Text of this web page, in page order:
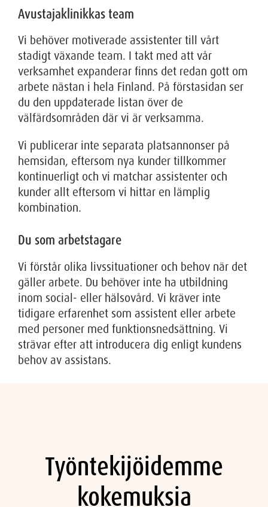
Avustajaklinikkas team
Vi behöver motiverade assistenter till vårt
stadigt växande team. I takt med att vår
verksamhet expanderar finns det redan gott om
arbete nästan i hela Finland. På förstasidan ser
du den uppdaterade listan över de
välfärdsområden där vi är verksamma.
Vi publicerar inte separata platsannonser på
hemsidan, eftersom nya kunder tillkommer
kontinuerligt och vi matchar assistenter och
kunder allt eftersom vi hittar en lämplig
kombination.
Du som arbetstagare
Vi förstår olika livssituationer och behov när det
gäller arbete. Du behöver inte ha utbildning
inom social- eller hälsovård. Vi kräver inte
tidigare erfarenhet som assistent eller arbete
med personer med funktionsnedsättning. Vi
strävar efter att introducera dig enligt kundens
behov av assistans.
Työntekijöidemme
kokemuksia